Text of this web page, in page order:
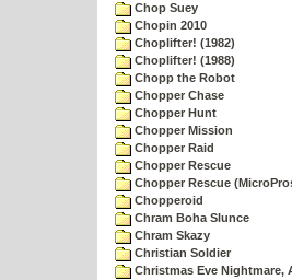
Chop Suey
Chopin 2010
Choplifter! (1982)
Choplifter! (1988)
Chopp the Robot
Chopper Chase
Chopper Hunt
Chopper Mission
Chopper Raid
Chopper Rescue
Chopper Rescue
Chopperoid
Chram Boha Slunce
Chram Skazy
Christian Soldier
Christmas Eve Nightmare,